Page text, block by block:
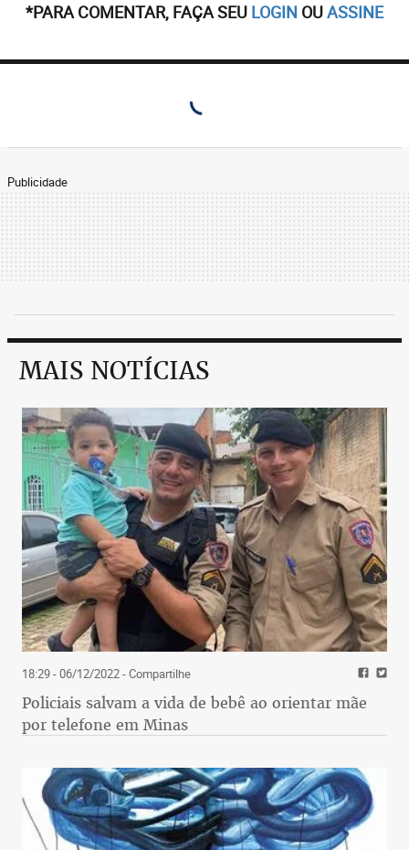
*PARA COMENTAR, FAÇA SEU LOGIN OUASSINE
Publicidade
MAIS NOTÍCIAS
18:29 - 06/12/2022- Compartilhe
Policiais salvam a vida de bebê ao orientar mãe
por telefone em Minas